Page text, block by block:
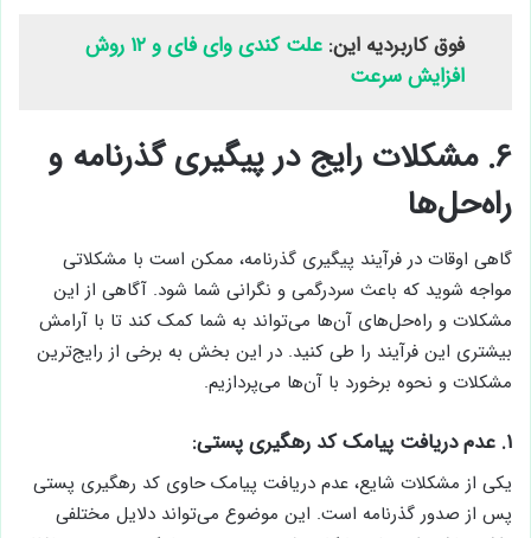
فوق کاربردیه این:
علت کندی وای فای و ۱۲ روش
افزایش سرعت
۶. مشکلات رایج در پیگیری گذرنامه و
راه‌حل‌ها
گاهی اوقات در فرآیند پیگیری گذرنامه، ممکن است با مشکلاتی
مواجه شوید که باعث سردرگمی و نگرانی شما شود. آگاهی از این
مشکلات و راه‌حل‌های آن‌ها می‌تواند به شما کمک کند تا با آرامش
بیشتری این فرآیند را طی کنید. در این بخش به برخی از رایج‌ترین
مشکلات و نحوه برخورد با آن‌ها می‌پردازیم.
۱. عدم دریافت پیامک کد رهگیری پستی:
یکی از مشکلات شایع، عدم دریافت پیامک حاوی کد رهگیری پستی
پس از صدور گذرنامه است. این موضوع می‌تواند دلایل مختلفی